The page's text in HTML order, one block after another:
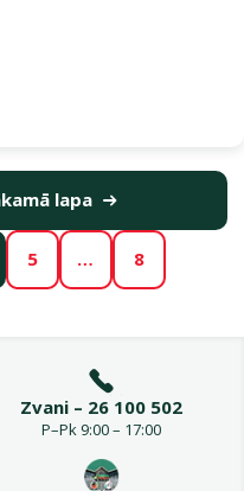
5 … 8
lapa
Zvani – 26 100 502
P–Pk 9:00 – 17:00